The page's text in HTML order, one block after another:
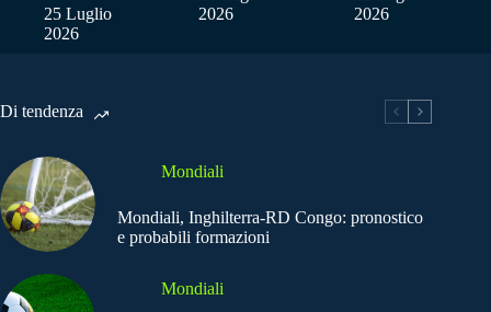
25 Luglio
2026
2026
2026
Di tendenza
Mondiali
Mondiali, Inghilterra-RD Congo: pronostico
e probabili formazioni
Mondiali